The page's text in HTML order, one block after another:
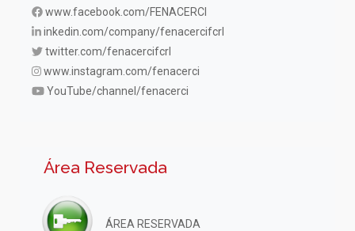
www.facebook.com/FENACERCI
inkedin.com/company/fenacercifcrl
twitter.com/fenacercifcrl
www.instagram.com/fenacerci
YouTube/channel/fenacerci
Área Reservada
ÁREA RESERVADA